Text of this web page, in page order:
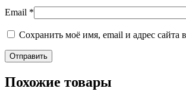
Email *
Сохранить моё имя, email и адрес
Похожие товары